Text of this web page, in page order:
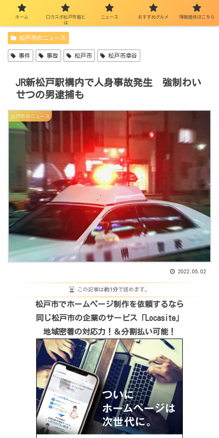
松戸市のニュース
事件 事故 松戸市 松戸市幸谷
JR新松戸駅構内で人身事故発生 強制わい
せつの男逮捕も
松戸市のニュース
2022.05.02
この記事は約1分で読めます。
松戸市でホームページ制作を依頼するなら
同じ松戸市の企業のサービス「Locasite」
地域密着の対応力！＆分割払い可能！
ホーム
ロカスポ松戸市版と
は
ニュース おすすめグルメ 情報提供はこちら